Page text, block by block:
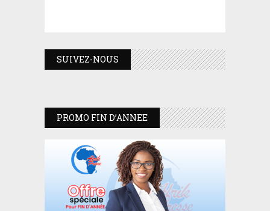
SUIVEZ-NOUS
PROMO FIN D’ANNEE